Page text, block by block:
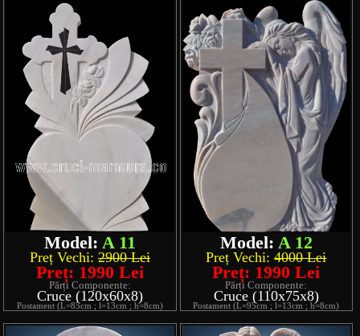
Model: A 11
Preț Vechi: 2900 Lei
Preț: 1990 Lei
Părți Componente:
Cruce (120x60x8)
Postament (L=85cm ; l=13cm ; h=8cm)
Model: A 12
Preț Vechi:4000 Lei
Preț: 1990 Lei
Părți Componente:
Cruce (110x75x8)
Postament (L=95cm ; l=13cm ; h=8cm)